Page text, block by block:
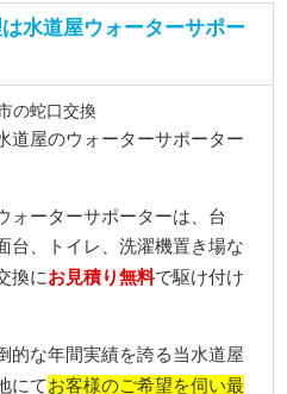
水道屋ウォーターサポー
道屋のウォーターサポーター
ォーターサポーターは、台
台、トイレ、洗濯機置き場な
換にお見積り無料で駆け付け
的な年間実績を誇る当水道屋
にてお客様のご希望を伺い最